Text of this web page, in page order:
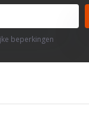
beperkingen